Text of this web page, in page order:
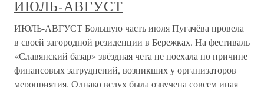
ИЮЛЬ-АВГУСТ
ИЮЛЬ-АВГУСТ Большую часть июля Пугачёва провела
в своей загородной резиденции в Бережках. На фестиваль
«Славянский базар» звёздная чета не поехала по причине
финансовых затруднений, возникших у организаторов
мероприятия. Однако вслух была озвучена совсем иная